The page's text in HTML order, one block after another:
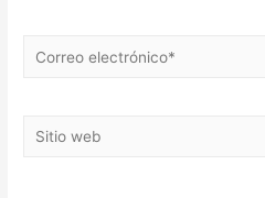
Correo
Sitio